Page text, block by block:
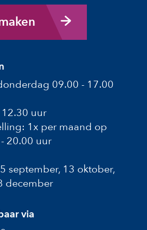
09.00 - 17.00
uur
1x per maand op
20.00 uur
september, 13 oktober,
december
via